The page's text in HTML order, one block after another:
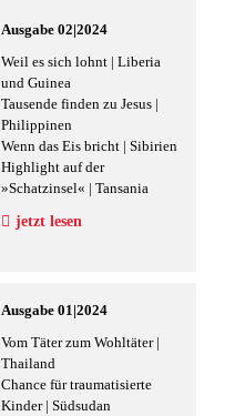
Ausgabe 02|2024
Weil es sich lohnt | Liberia
und Guinea
Tausende finden zu Jesus |
Philippinen
Wenn das Eis bricht | Sibirien
Highlight auf der
»Schatzinsel« | Tansania
jetzt lesen
Ausgabe 01|2024
Vom Täter zum Wohltäter |
Thailand
Chance für traumatisierte
Kinder | Südsudan